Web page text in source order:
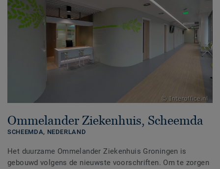
Ommelander Ziekenhuis, Scheemda
SCHEEMDA, NEDERLAND
Het duurzame Ommelander Ziekenhuis Groningen is
gebouwd volgens de nieuwste voorschriften. Om te zorgen